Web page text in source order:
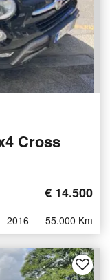
Cross
€ 14.500
2016 55.000 Km